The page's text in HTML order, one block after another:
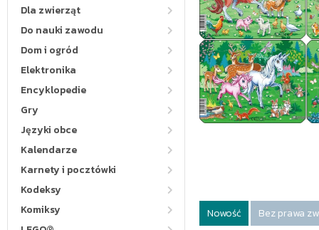
Dla zwierząt
Do nauki zawodu
Dom i ogród
Elektronika
Encyklopedie
Gry
Języki obce
Kalendarze
Karnety i pocztówki
Kodeksy
Komiksy
Nowość Bez prawa